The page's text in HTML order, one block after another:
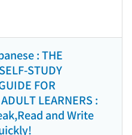
: THE
STUDY
FOR
LEARNERS :
and Write